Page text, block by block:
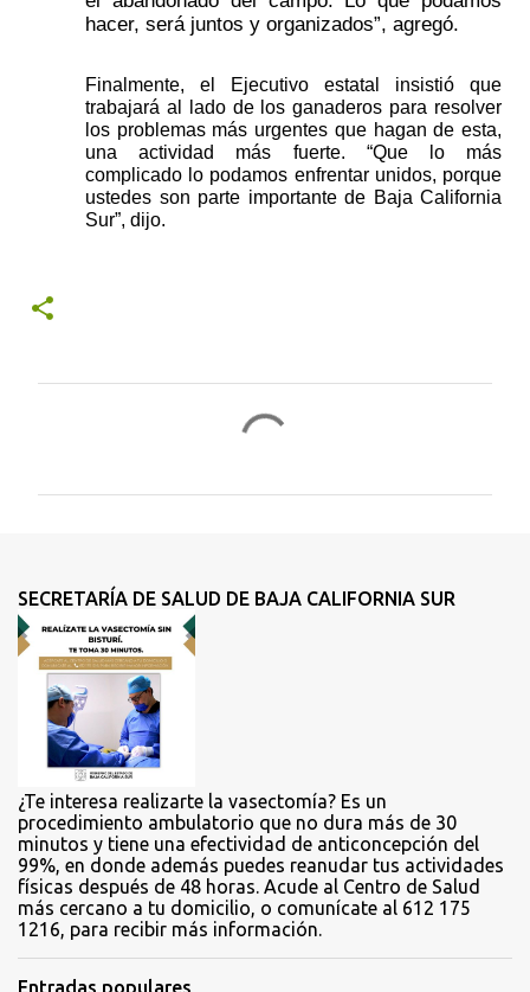
hacer, será juntos y organizados”, agregó.
Finalmente, el Ejecutivo estatal insistió que
trabajará al lado de los ganaderos para resolver
los problemas más urgentes que hagan de esta,
una actividad más fuerte. “Que lo más
complicado lo podamos enfrentar unidos, porque
ustedes son parte importante de Baja California
Sur”, dijo.
t
a
r
o
SECRETARÍA DE SALUD DE BAJA CALIFORNIA SUR
¿Te interesa realizarte la vasectomía? Es un
procedimiento ambulatorio que no dura más de 30
minutos y tiene una efectividad de anticoncepción del
99%, en donde además puedes reanudar tus actividades
físicas después de 48 horas. Acude al Centro de Salud
más cercano a tu domicilio, o comunícate al 612 175
1216, para recibir más información.